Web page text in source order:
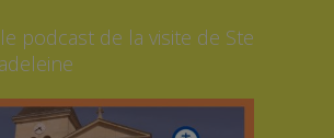
podcast de la visite de Ste